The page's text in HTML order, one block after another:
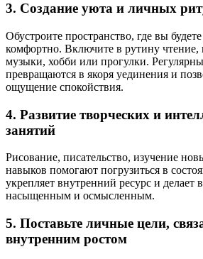
3. Создание уюта и личных
Обустроите пространство, где вы
комфортно. Включите в рутину
музыки, хобби или прогулки.
превращаются в якоря уединения и
ощущение спокойствия.
4. Развитие творческих и
занятий
Рисование, писательство, изучение
навыков помогают погрузиться в
укрепляет внутренний ресурс и делает
насыщенным и осмысленным.
5. Поставьте личные цели,
внутренним ростом